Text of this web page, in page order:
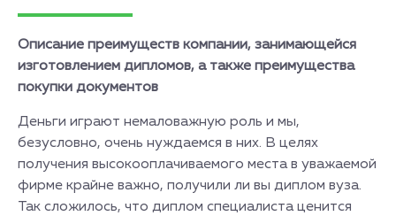
Описание преимуществ компании, занимающейся
изготовлением дипломов, а также преимущества
покупки документов
Деньги играют немаловажную роль и мы,
безусловно, очень нуждаемся в них. В целях
получения высокооплачиваемого места в уважаемой
фирме крайне важно, получили ли вы диплом вуза.
Так сложилось, что диплом специалиста ценится